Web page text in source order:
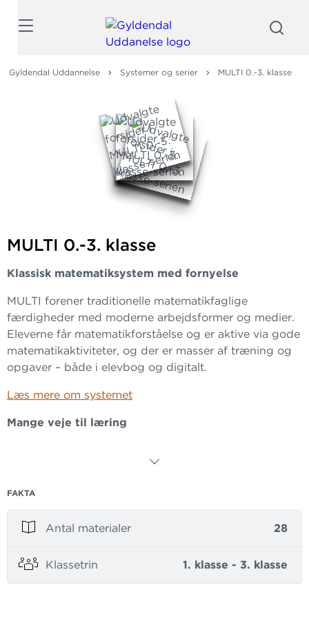
Gyldendal Uddannelse Systemer og serier MULTI 0.-3. klasse
MULTI 0.-3. klasse
Klassisk matematiksystem med fornyelse
MULTI forener traditionelle matematikfaglige
færdigheder med moderne arbejdsformer og medier.
Eleverne får matematikforståelse og er aktive via gode
matematikaktiviteter, og der er masser af træning og
opgaver – både i elevbog og digitalt.
Læs mere om systemet
Mange veje til læring
aktiviteter, træning og vedligeholdelse i en
differentieringsmuligheder, som læreren kan vælge
forskellige arbejdsformer, og der er fokus på
FAKTA
Antal materialer 28
Klassetrin 1. klasse - 3. klasse